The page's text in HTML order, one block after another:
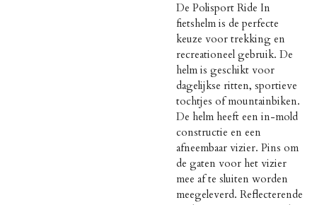
De Polisport Ride In
fietshelm is de perfecte
keuze voor trekking en
recreationeel gebruik. De
helm is geschikt voor
dagelijkse ritten, sportieve
tochtjes of mountainbiken.
De helm heeft een in-mold
constructie en een
afneembaar vizier. Pins om
de gaten voor het vizier
mee af te sluiten worden
meegeleverd. Reflecterende